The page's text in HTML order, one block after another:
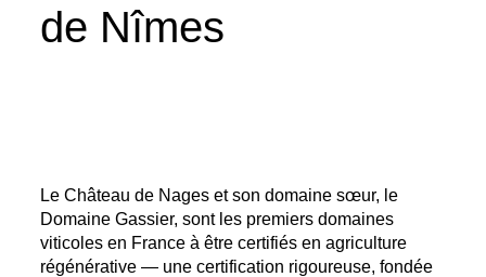
de Nîmes
Le Château de Nages et son domaine sœur, le
Domaine Gassier, sont les premiers domaines
viticoles en France à être certifiés en agriculture
régénérative — une certification rigoureuse, fondée